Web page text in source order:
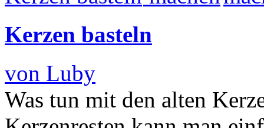
Kerzen basteln
von Luby
Was tun mit den alten